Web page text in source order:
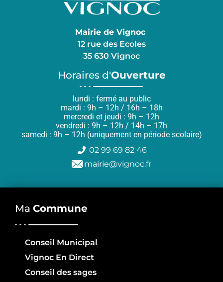
Mairie de Vignoc
12 rue des Ecoles
35 630 Vignoc
Horaires d'Ouverture
lundi : fermé au public
mardi : 9h – 12h / 16h – 18h
mercredi et jeudi : 9h – 12h
vendredi : 9h – 12h / 14h – 17h
samedi : 9h – 12h (uniquement en période scolaire)
02 99 69 82 46
mairie@vignoc.fr
Ma Commune
Conseil Municipal
Vignoc En Direct
Conseil des sages